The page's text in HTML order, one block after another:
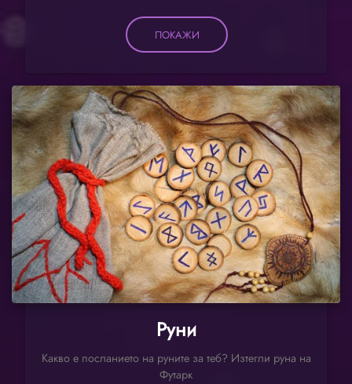
ПОКАЖИ
Руни
Какво е посланието на руните за теб? Изтегли руна на
Футарк